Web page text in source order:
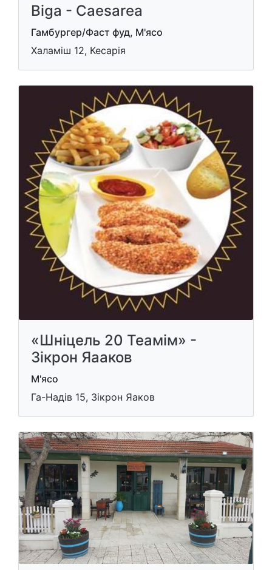
Biga - Caesarea
Гамбургер/Фаст фуд, М'ясо
Халаміш 12, Кесарія
«Шніцель 20 Теамім» -
Зікрон Яааков
М'ясо
Га-Надів 15, Зікрон Яаков